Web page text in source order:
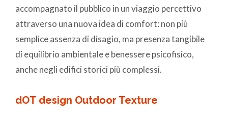
accompagnato il pubblico in un viaggio percettivo
attraverso una nuova idea di comfort: non più
semplice assenza di disagio, ma presenza tangibile
di equilibrio ambientale e benessere psicofisico,
anche negli edifici storici più complessi.
dOT design Outdoor Texture